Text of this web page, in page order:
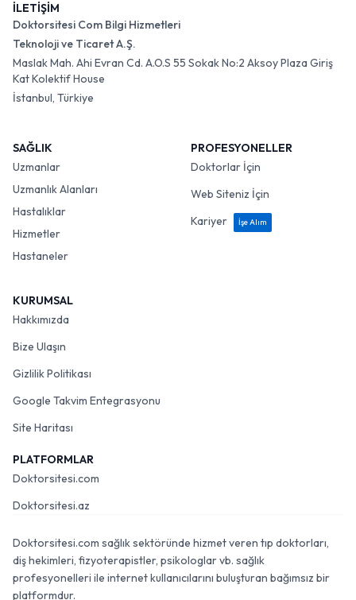
İLETİŞİM
Doktorsitesi Com Bilgi Hizmetleri
Teknoloji ve Ticaret A.Ş.
Maslak Mah. Ahi Evran Cd. A.O.S 55 Sokak No:2 Aksoy Plaza Giriş
Kat Kolektif House
İstanbul, Türkiye
SAĞLIK
Uzmanlar
Uzmanlık Alanları
Hastalıklar
Hizmetler
Hastaneler
PROFESYONELLER
Doktorlar İçin
Web Siteniz İçin
Kariyer
İşe Alım
KURUMSAL
Hakkımızda
Bize Ulaşın
Gizlilik Politikası
Google Takvim Entegrasyonu
Site Haritası
PLATFORMLAR
Doktorsitesi.com
Doktorsitesi.az
Doktorsitesi.com sağlık sektöründe hizmet veren tıp doktorları,
diş hekimleri, fizyoterapistler, psikologlar vb. sağlık
profesyonelleri ile internet kullanıcılarını buluşturan bağımsız bir
platformdur.